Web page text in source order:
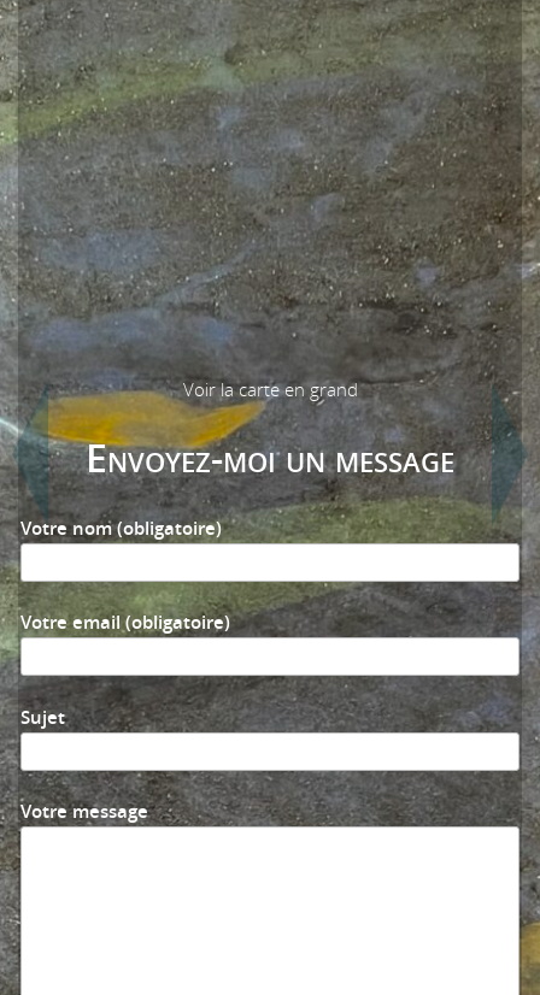
Voir la carte en grand
Envoyez-moi un message
Votre nom (obligatoire)
Votre email (obligatoire)
Sujet
Votre message